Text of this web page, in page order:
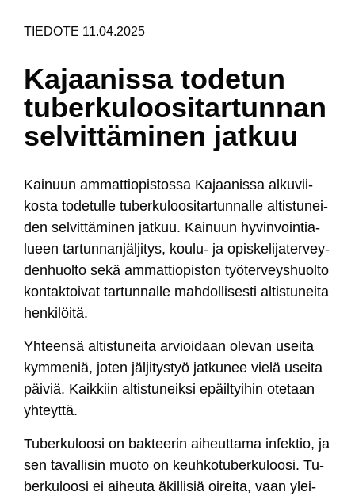
TIEDOTE 11.04.2025
Kajaanissa todetun
tuberkuloositartunnan
selvittäminen jatkuu
Kai­nuun am­mat­tio­pis­tos­sa Ka­jaa­nis­sa al­ku­vii­
kos­ta to­de­tul­le tu­ber­ku­loo­si­tar­tun­nal­le al­tis­tu­nei­
den sel­vit­tä­mi­nen jat­kuu. Kai­nuun hy­vin­voin­tia­
lueen tar­tun­nan­jäl­ji­tys, kou­lu- ja opis­ke­li­ja­ter­vey­
den­huol­to se­kä am­mat­tio­pis­ton työ­ter­veys­huol­to
kon­tak­toi­vat tar­tun­nal­le mah­dol­li­ses­ti al­tis­tu­nei­ta
hen­ki­löi­tä.
Yh­teen­sä al­tis­tu­nei­ta ar­vioi­daan ole­van usei­ta
kym­me­niä, jo­ten jäl­ji­tys­työ jat­ku­nee vie­lä usei­ta
päi­viä. Kaik­kiin al­tis­tu­neik­si epäil­tyi­hin ote­taan
yh­teyt­tä.
Tu­ber­ku­loo­si on bak­tee­rin ai­heut­ta­ma in­fek­tio, ja
sen ta­val­li­sin muo­to on keuh­ko­tu­ber­ku­loo­si. Tu­
ber­ku­loo­si ei ai­heu­ta äkil­li­siä oi­rei­ta, vaan ylei­